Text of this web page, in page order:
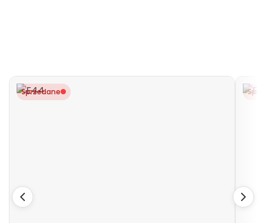
Sprzedane